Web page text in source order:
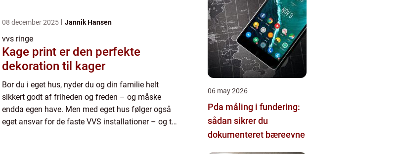
install...
08 december 2025 Jannik Hansen
vvs ringe
Kage print er den perfekte
dekoration til kager
Bor du i eget hus, nyder du og din familie helt
sikkert godt af friheden og freden – og måske
endda egen have. Men med eget hus følger også
eget ansvar for de faste VVS installationer – og til
06 may 2026
Pda måling i fundering:
sådan sikrer du
dokumenteret bæreevne